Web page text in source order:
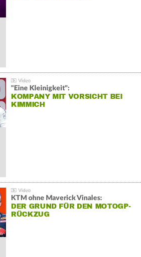
"Eine Kleinigkeit":
KOMPANY MIT VORSICHT BEI
KIMMICH
KTM ohne Maverick Vinales:
DER GRUND FÜR DEN MOTOGP-
RÜCKZUG